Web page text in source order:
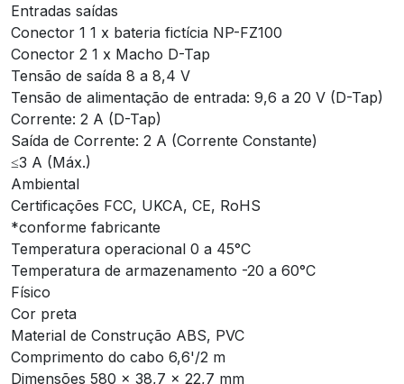
Entradas saídas
Conector 1 1 x bateria fictícia NP-FZ100
Conector 2 1 x Macho D-Tap
Tensão de saída 8 a 8,4 V
Tensão de alimentação de entrada: 9,6 a 20 V (D-Tap)
Corrente: 2 A (D-Tap)
Saída de Corrente: 2 A (Corrente Constante)
≤3 A (Máx.)
Ambiental
Certificações FCC, UKCA, CE, RoHS
*conforme fabricante
Temperatura operacional 0 a 45°C
Temperatura de armazenamento -20 a 60°C
Físico
Cor preta
Material de Construção ABS, PVC
Comprimento do cabo 6,6'/2 m
Dimensões 580 x 38,7 x 22,7 mm